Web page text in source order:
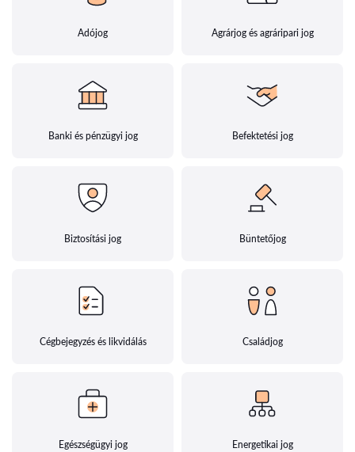
Adójog Agrárjog és agráripari jog
Banki és pénzügyi jog Befektetési jog
Biztosítási jog Büntetőjog
Cégbejegyzés és likvidálás Családjog
Egészségügyi jog Energetikai jog